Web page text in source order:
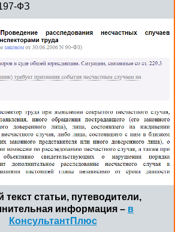
ФЗ
текст статьи, путеводители,
информация – в
КонсультантПлюс